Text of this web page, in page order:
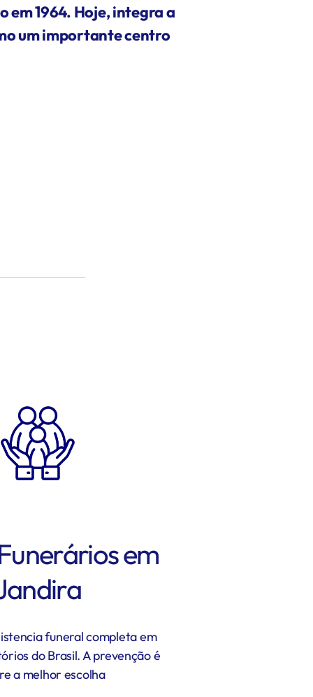
1964. Hoje, integra a
um importante centro
em
funeral completa em
do Brasil. A prevenção é
a melhor escolha